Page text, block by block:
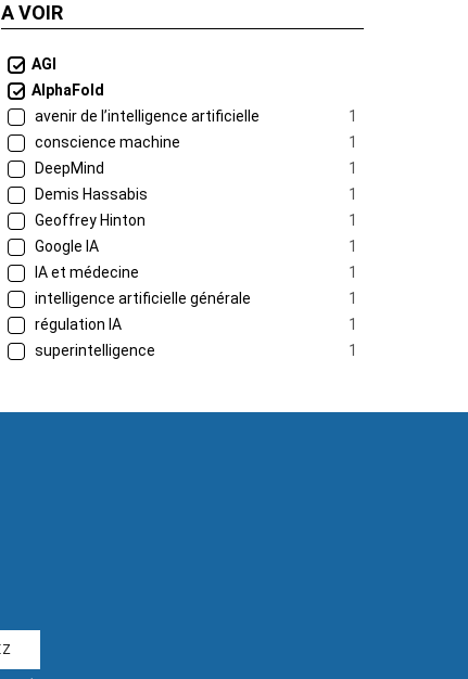
A VOIR
AGI
AlphaFold
avenir de l’intelligence artificielle
1
conscience machine
1
DeepMind
1
Demis Hassabis
1
Geoffrey Hinton
1
Google IA
1
IA et médecine
1
intelligence artificielle générale
1
régulation IA
1
superintelligence
1